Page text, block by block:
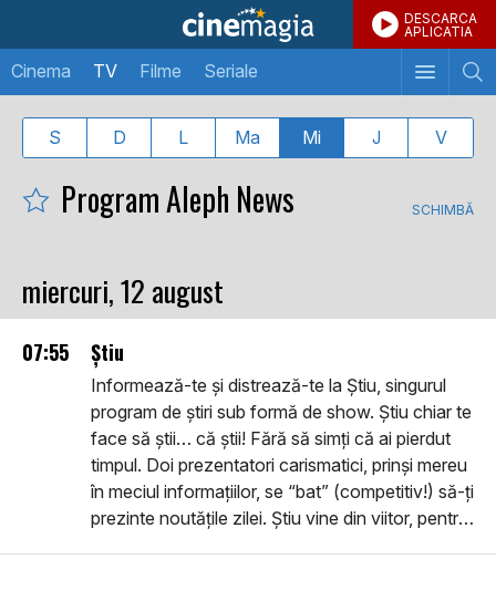
DESCARCA
APLICATIA
Cinema TV Filme Seriale
S D L Ma Mi J V
Program Aleph News SCHIMBĂ
miercuri, 12 august
07:55 Știu
Informează-te și distrează-te la Știu, singurul
program de știri sub formă de show. Știu chiar te
face să știi… că știi! Fără să simți că ai pierdut
timpul. Doi prezentatori carismatici, prinși mereu
în meciul informațiilor, se “bat” (competitiv!) să-ți
prezinte noutățile zilei. Știu vine din viitor, pentru